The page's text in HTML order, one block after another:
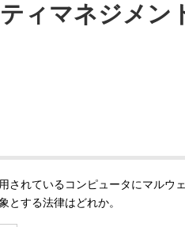
ィマネジメン
されているコンピュータにマルウ
とする法律はどれか。